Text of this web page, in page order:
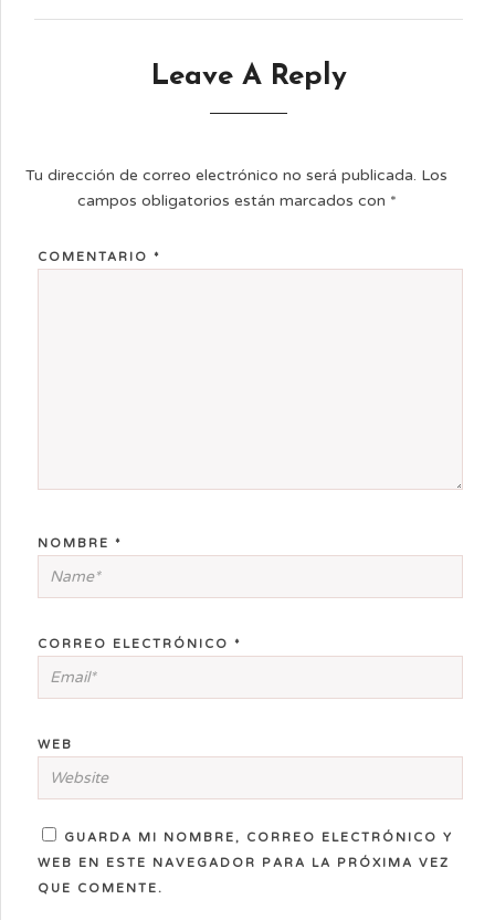
Leave A Reply
Tu dirección de correo electrónico no será publicada. Los
campos obligatorios están marcados con *
COMENTARIO *
NOMBRE *
CORREO ELECTRÓNICO *
WEB
GUARDA MI NOMBRE, CORREO ELECTRÓNICO Y
WEB EN ESTE NAVEGADOR PARA LA PRÓXIMA VEZ
QUE COMENTE.